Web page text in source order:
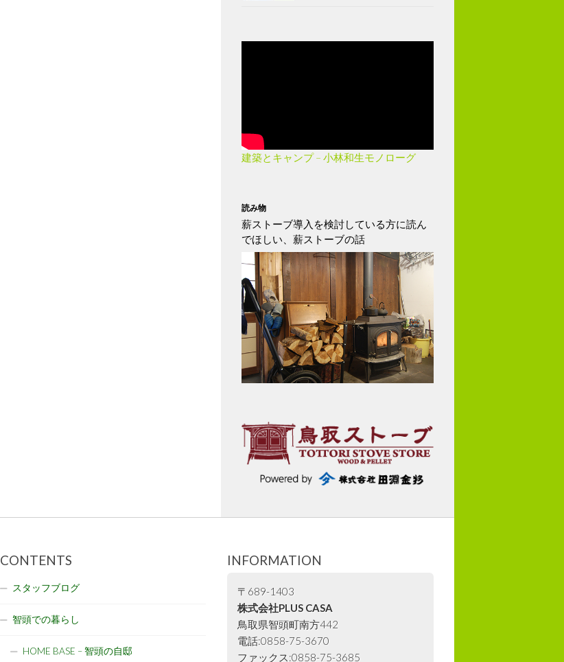
建築とキャンプ – 小林和生モノローグ
読み物
薪ストーブ導入を検討している方に読ん
でほしい、薪ストーブの話
CONTENTS
スタッフブログ
智頭での暮らし
HOME BASE – 智頭の自邸
INFORMATION
〒689-1403
株式会社PLUS CASA
鳥取県智頭町南方442
電話:0858-75-3670
ファックス:0858-75-3685